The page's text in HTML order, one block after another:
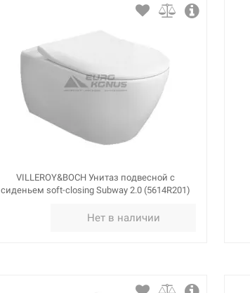
VILLEROY&BOCH Унитаз подвесной с
сиденьем soft-closing Subway 2.0 (5614R201)
Нет в наличии